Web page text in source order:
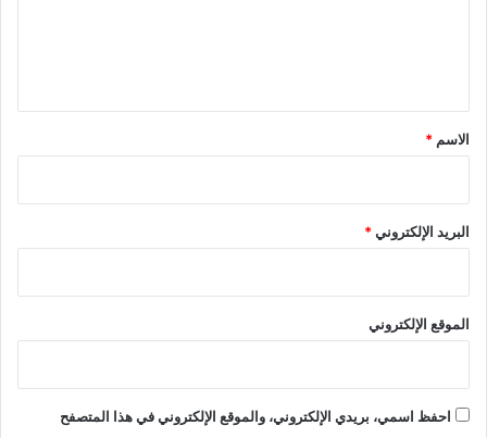
*
الاسم *
البريد الإلكتروني*
الموقع الإلكتروني
احفظ اسمي، بريدي الإلكتروني، والموقع الإلكتروني في هذا المتصفح